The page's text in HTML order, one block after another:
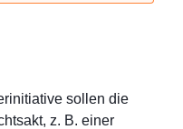
sollen die
z. B. einer